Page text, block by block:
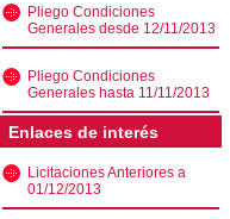
Pliego Condiciones
Generales desde 12/11/2013
Pliego Condiciones
Generales hasta 11/11/2013
Enlaces de interés
Licitaciones Anteriores a
01/12/2013